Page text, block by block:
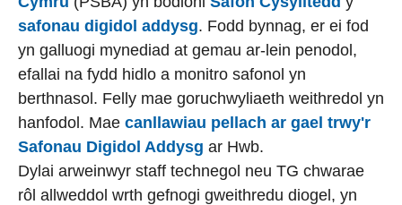
safonau digidol addysg. Fodd bynnag, er ei fod
yn galluogi mynediad at gemau ar-lein penodol,
efallai na fydd hidlo a monitro safonol yn
berthnasol. Felly mae goruchwyliaeth weithredol yn
hanfodol. Mae canllawiau pellach ar gael trwy'r
Safonau Digidol Addysg ar Hwb.
Dylai arweinwyr staff technegol neu TG chwarae
rôl allweddol wrth gefnogi gweithredu diogel, yn